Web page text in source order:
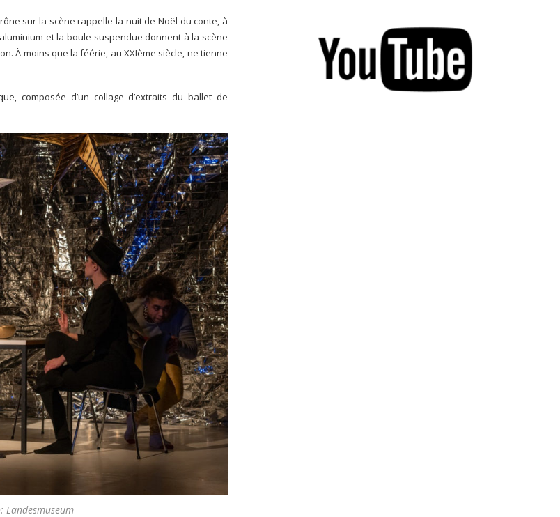
sur la scène rappelle la nuit de Noël du conte, à
et la boule suspendue donnent à la scène
À moins que la féérie, au XXIème siècle, ne tienne
composée d’un collage d’extraits du ballet de
Landesmuseum